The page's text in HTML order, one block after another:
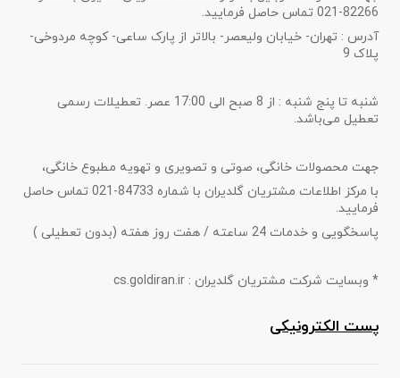
82266-021 تماس حاصل فرمایید.
آدرس : تهران- خیابان ولیعصر- بالاتر از پارک ساعی- کوچه مردوخی-
پلاک 9
شنبه تا پنج شنبه : از 8 صبح الی 17:00 عصر. تعطیلات رسمی
تعطیل می‌باشد.
جهت محصولات خانگی، صوتی و تصویری و تهویه مطبوع خانگی،
با مرکز اطلاعات مشتریان گلدیران با شماره 84733-021 تماس حاصل
فرمایید.
پاسخگویی و خدمات 24 ساعته / هفت روز هفته (بدون تعطیلی )
* وبسایت شرکت مشتریان گلدیران : cs.goldiran.ir
پست الکترونیکی